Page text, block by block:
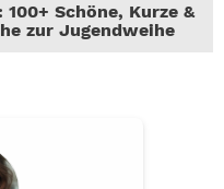
Schöne, Kurze &
zur Jugendweihe